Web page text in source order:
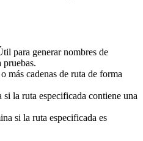
para generar nombres de
pruebas.
más cadenas de ruta de forma
si la ruta especificada contiene una
si la ruta especificada es